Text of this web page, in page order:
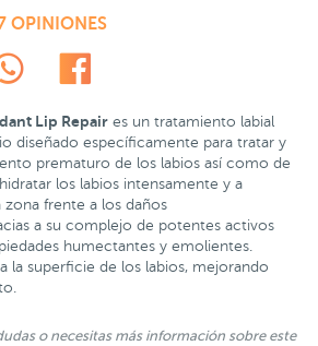
OPINIONES
Lip Repair es un tratamiento labial
diseñado específicamente para tratar y
prematuro de los labios así como de
los labios intensamente y a
frente a los daños
a su complejo de potentes activos
humectantes y emolientes.
la superficie de los labios, mejorando
o necesitas más información sobre este